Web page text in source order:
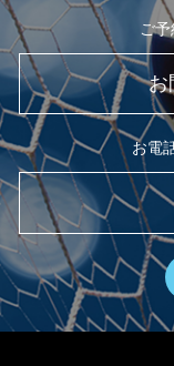
ご
お
お電